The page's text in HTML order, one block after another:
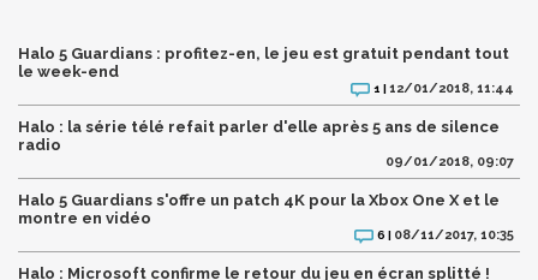
Halo 5 Guardians : profitez-en, le jeu est gratuit pendant tout
le week-end
1 |12/01/2018, 11:44
Halo : la série télé refait parler d'elle après 5 ans de silence
radio
09/01/2018, 09:07
Halo 5 Guardians s'offre un patch 4K pour la Xbox One X et le
montre en vidéo
6 | 08/11/2017, 10:35
Halo : Microsoft confirme le retour du jeu en écran splitté !